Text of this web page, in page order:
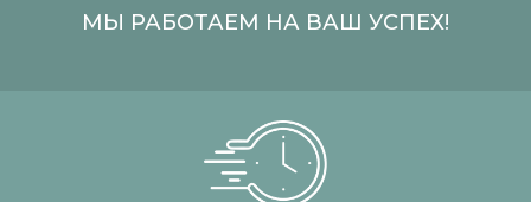
МЫ РАБОТАЕМ НА ВАШ УСПЕХ!